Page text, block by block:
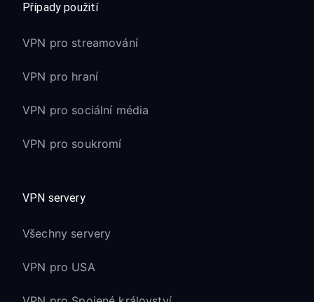
Případy použití
VPN pro streamování
VPN pro hraní
VPN pro sociální média
VPN pro soukromí
VPN servery
Všechny servery
VPN pro USA